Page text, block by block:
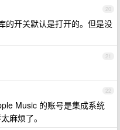
20
的开关默认是打开的。但是没
21
22
Music 的账号是集成系统
麻烦了。